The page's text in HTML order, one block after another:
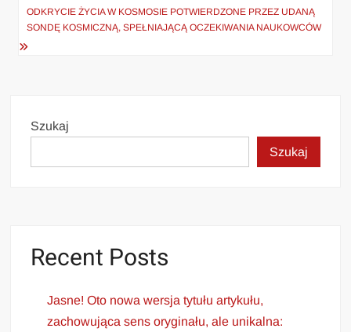
ODKRYCIE ŻYCIA W KOSMOSIE POTWIERDZONE PRZEZ UDANĄ
SONDĘ KOSMICZNĄ, SPEŁNIAJĄCĄ OCZEKIWANIA NAUKOWCÓW
Szukaj
Szukaj
Recent Posts
Jasne! Oto nowa wersja tytułu artykułu,
zachowująca sens oryginału, ale unikalna: